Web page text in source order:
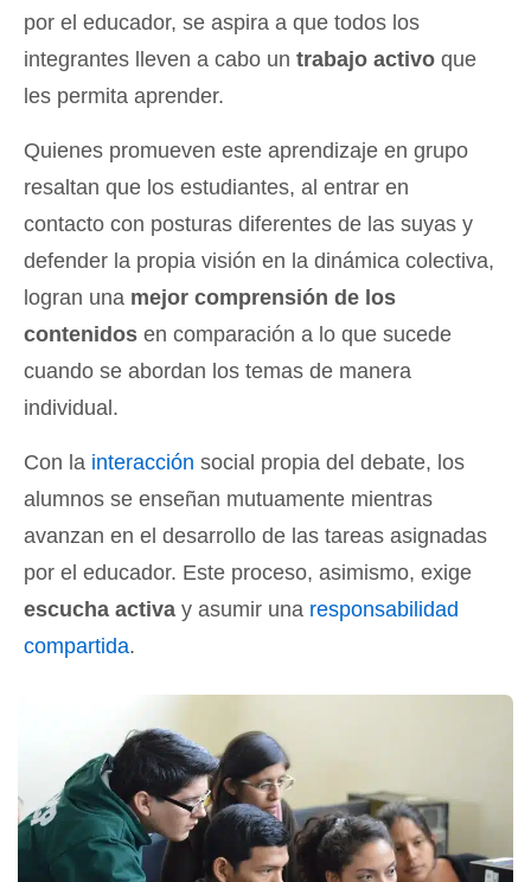
por el educador, se aspira a que todos los
integrantes lleven a cabo un trabajo activo que
les permita aprender.
Quienes promueven este aprendizaje en grupo
resaltan que los estudiantes, al entrar en
contacto con posturas diferentes de las suyas y
defender la propia visión en la dinámica colectiva,
logran una mejor comprensión de los
contenidos en comparación a lo que sucede
cuando se abordan los temas de manera
individual.
Con la interacción social propia del debate, los
alumnos se enseñan mutuamente mientras
avanzan en el desarrollo de las tareas asignadas
por el educador. Este proceso, asimismo, exige
escucha activa y asumir una responsabilidad
compartida.